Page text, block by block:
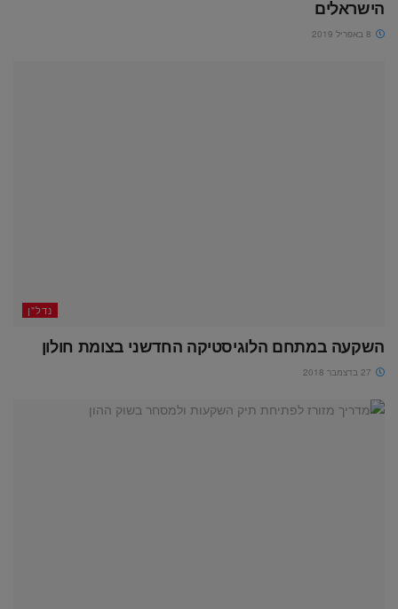
הישראלים
נדל"ן
השקעה במתחם הלוגיסטיקה החדשני בצומת חולון